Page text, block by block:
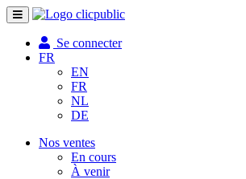
Toggle
navigation
Se connecter
FR
EN
FR
NL
DE
Nos ventes
En cours
À venir